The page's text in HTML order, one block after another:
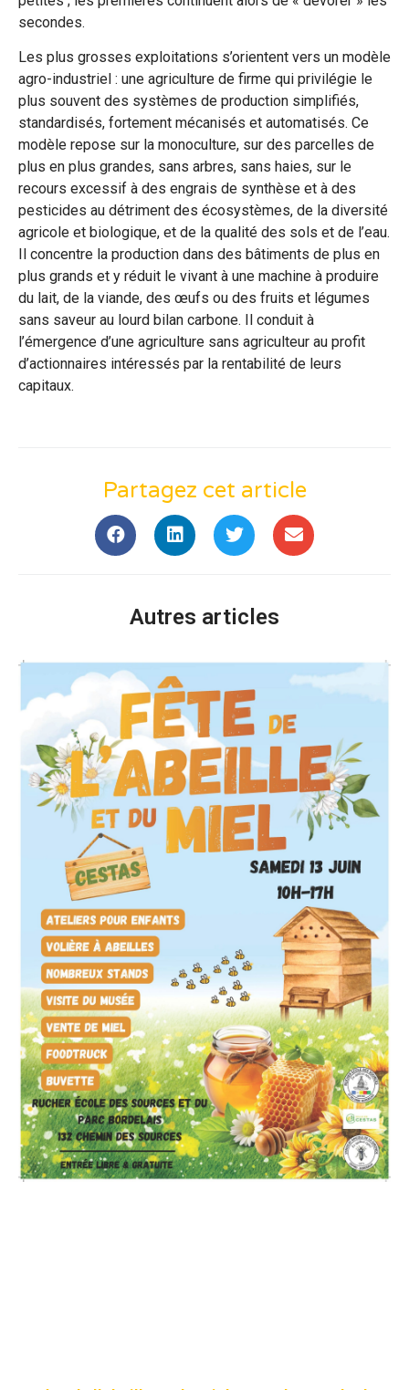
secondes.
Les plus grosses exploitations s’orientent vers un modèle
agro-industriel : une agriculture de firme qui privilégie le
plus souvent des systèmes de production simplifiés,
standardisés, fortement mécanisés et automatisés. Ce
modèle repose sur la monoculture, sur des parcelles de
plus en plus grandes, sans arbres, sans haies, sur le
recours excessif à des engrais de synthèse et à des
pesticides au détriment des écosystèmes, de la diversité
agricole et biologique, et de la qualité des sols et de l’eau.
Il concentre la production dans des bâtiments de plus en
plus grands et y réduit le vivant à une machine à produire
du lait, de la viande, des œufs ou des fruits et légumes
sans saveur au lourd bilan carbone. Il conduit à
l’émergence d’une agriculture sans agriculteur au profit
d’actionnaires intéressés par la rentabilité de leurs
capitaux.
Partagez cet article
Autres articles